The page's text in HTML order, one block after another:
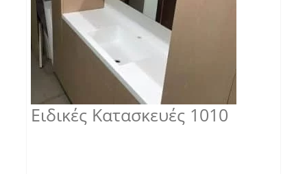
Ειδικές Κατασκευές 1010